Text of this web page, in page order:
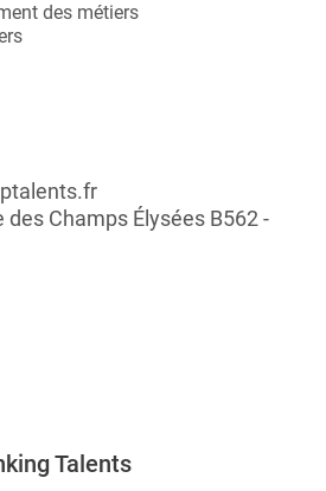
des métiers
des Champs Élysées B562 -
Talents